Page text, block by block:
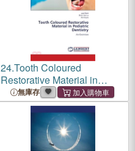
24.Tooth Coloured
Restorative Material in
Pediatric Dentistry
無庫存